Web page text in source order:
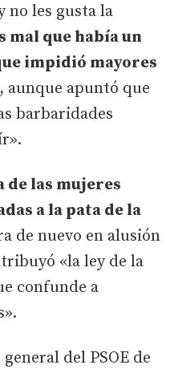
no les gusta la
mal que había un
impidió mayores
aunque apuntó que
barbaridades
de las mujeres
a la pata de la
de nuevo en alusión
«la ley de la
confunde a
del PSOE de